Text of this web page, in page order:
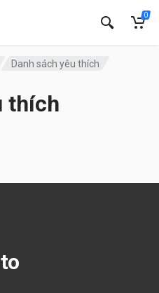
0
Danh sách yêu thích
thích